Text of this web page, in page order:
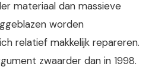
materiaal dan massieve
worden
relatief makkelijk repareren.
zwaarder dan in 1998.